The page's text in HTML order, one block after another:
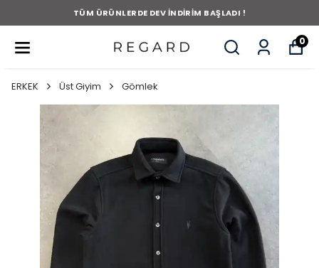
TÜM ÜRÜNLERDE DEV İNDİRİM BAŞLADI !
0
ERKEK Üst Giyim Gömlek